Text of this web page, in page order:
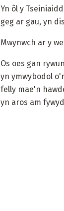
Yn ôl y
geg ar gau, yn
Mwynwch ar y
Os oes gan
yn ymwybodol
felly mae'n
yn aros am